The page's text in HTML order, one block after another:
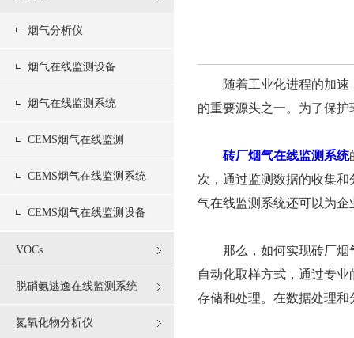
烟气分析仪
烟气在线监测设备
烟气在线监测系统
CEMS烟气在线监测
CEMS烟气在线监测系统
CEMS烟气在线监测设备
VOCs
脱硝氨逃逸在线监测系统
氮氧化物分析仪
随着工业化进程的加速，
的重要源头之一。为了保
砖厂烟气在线监测系统
次，通过监测数据的收集
气在线监测系统还可以为
那么，如何实现砖厂烟气
自动化取样方式，通过专
存储和处理。在数据处理